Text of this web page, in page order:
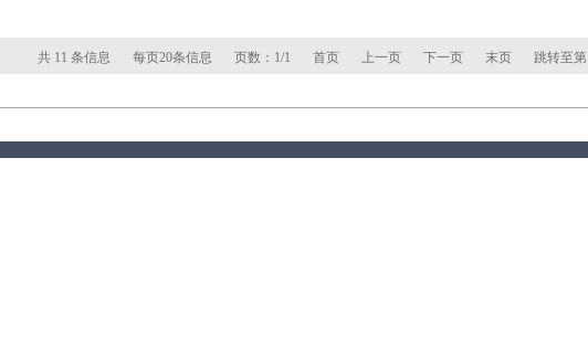
共 11 条信息 每页20条信息 页数：1/1 首页 上一页 下一页 末页 跳转至第